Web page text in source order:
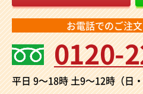
お電話でのご注
0120-
平日 9～18時土9～12時（日